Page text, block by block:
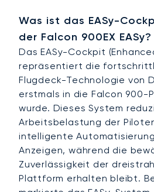
Was ist das EASy-
der Falcon 900EX EASy?
Das EASy-Cockpit
repräsentiert die
Flugdeck-Technologie von
erstmals in die Falcon
wurde. Dieses System
Arbeitsbelastung der
intelligente
Anzeigen, während die
Zuverlässigkeit der
Plattform erhalten bleibt.